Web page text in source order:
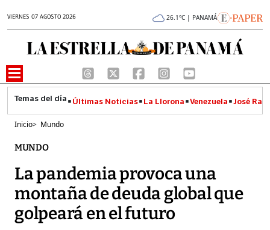
VIERNES 07 AGOSTO 2026 26.1°C | PANAMÁ
Últimas Noticias La Llorona Venezuela José
Inicio> Mundo
MUNDO
La pandemia provoca una
montaña de deuda global que
golpeará en el futuro